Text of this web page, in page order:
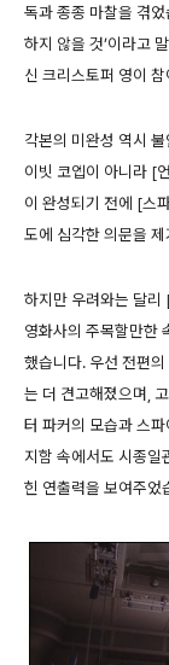
독과 종종 마찰을 겪
하지 않을 것’이라고
신 크리스토퍼 영이
각본의 미완성 역시
이빗 코엡이 아니라 [
이 완성되기 전에 [스
도에 심각한 의문을
하지만 우려와는 달리
영화사의 주목할만한
했습니다. 우선 전편
는 더 견고해졌으며,
터 파커의 모습과 스
지함 속에서도 시종일
힌 연출력을 보여주었